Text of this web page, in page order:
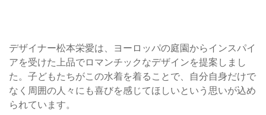
デザイナー松本栄愛は、ヨーロッパの庭園からインスパイ
アを受けた上品でロマンチックなデザインを提案しまし
た。子どもたちがこの水着を着ることで、自分自身だけで
なく周囲の人々にも喜びを感じてほしいという思いが込め
られています。